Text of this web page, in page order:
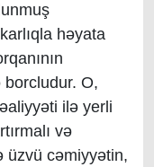
həyata
O,
ilə yerli
və
üzvü cəmiyyətin,